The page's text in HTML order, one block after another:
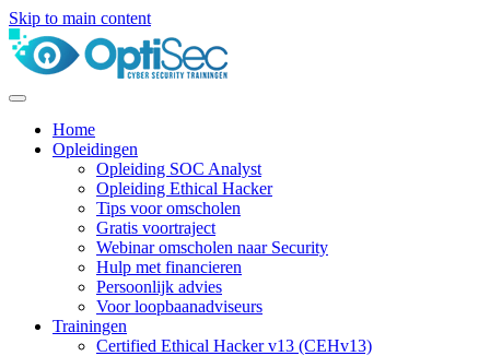
Skip to main content
Home
Opleidingen
Opleiding SOC Analyst
Opleiding Ethical Hacker
Tips voor omscholen
Gratis voortraject
Webinar omscholen naar Security
Hulp met financieren
Persoonlijk advies
Voor loopbaanadviseurs
Trainingen
Certified Ethical Hacker v13 (CEHv13)